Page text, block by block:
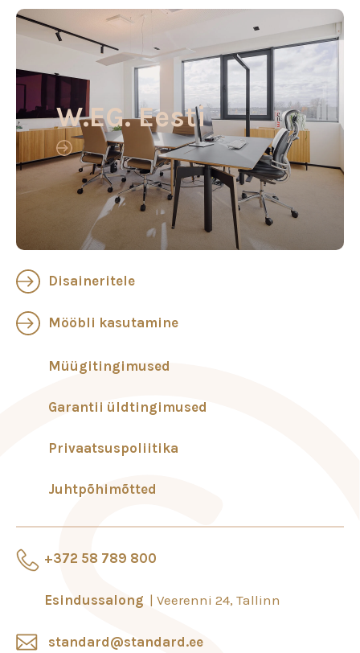
W.EG. Eesti
+372 58 789 800
Esindussalong Veerenni 24, Tallinn
standard@standard.ee
Disaineritele
Mööbli kasutamine
Müügitingimused
Garantii üldtingimused
Privaatsuspoliitika
Juhtpõhimõtted